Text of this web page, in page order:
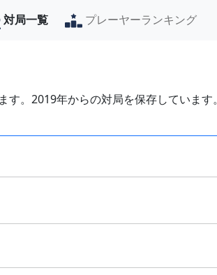
対局一覧 プレーヤーランキング
。2019年からの対局を保存しています。